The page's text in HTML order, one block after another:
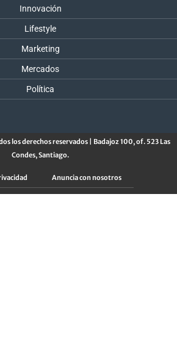
Innovación
Lifestyle
Marketing
Mercados
Política
los derechos reservados | Badajoz 100, of. 523 Las
Condes, Santiago.
Anuncia con nosotros